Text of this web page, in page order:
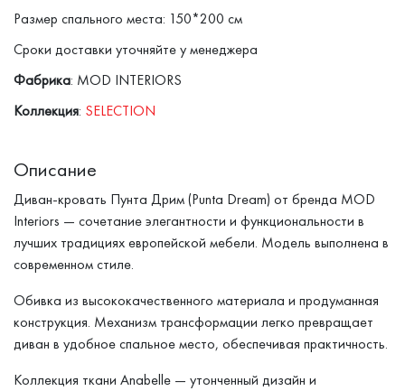
Размер спального места: 150*200 см
Сроки доставки уточняйте у менеджера
Фабрика: MOD INTERIORS
Коллекция: SELECTION
Описание
Диван-кровать Пунта Дрим (Punta Dream) от бренда MOD
Interiors — сочетание элегантности и функциональности в
лучших традициях европейской мебели. Модель выполнена в
современном стиле.
Обивка из высококачественного материала и продуманная
конструкция. Механизм трансформации легко превращает
диван в удобное спальное место, обеспечивая практичность.
Коллекция ткани Anabelle — утонченный дизайн и